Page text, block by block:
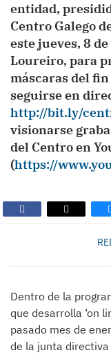
entidad,
Centro Galego
este jueves, 8
Loureiro, para
máscaras del
seguirse en
http://bit.ly/
visionarse
del Centro en
(https://
Dentro de la
que desarrolla ‘on
pasado mes de
de la junta